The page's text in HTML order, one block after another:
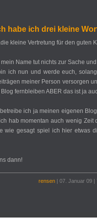
habe ich drei kleine
kleine Vertretung für den guten
mein Name tut nichts zur Sache
ich nun und werde euch,
meiner Person versorgen
fernbleiben ABER das ist ja
ich ja meinen eigenen
hab momentan auch wenig
wie gesagt spiel ich hier etwas
dann!
rensen | 07. Januar 09 |